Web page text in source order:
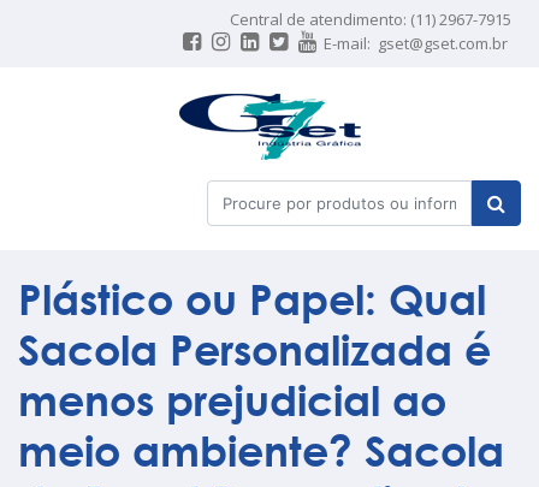
Central de atendimento: (11) 2967-7915
E-mail: gset@gset.com.br
Plástico ou Papel: Qual
Sacola Personalizada é
menos prejudicial ao
meio ambiente? Sacola